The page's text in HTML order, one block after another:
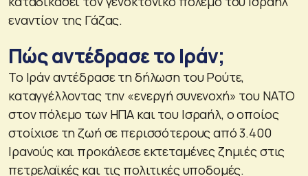
εναντίον της Γάζας.
Πώς αντέδρασε το Ιράν;
Το Ιράν αντέδρασε τη δήλωση του Ρούτε,
καταγγέλλοντας την «ενεργή συνενοχή» του ΝΑΤΟ
στον πόλεμο των ΗΠΑ και του Ισραήλ, ο οποίος
στοίχισε τη ζωή σε περισσότερους από 3.400
Ιρανούς και προκάλεσε εκτεταμένες ζημιές στις
πετρελαϊκές και τις πολιτικές υποδομές.